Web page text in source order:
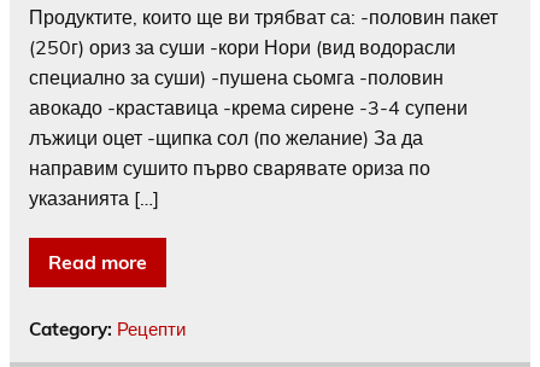
Продуктите, които ще ви трябват са: -половин пакет
(250г) ориз за суши -кори Нори (вид водорасли
специално за суши) -пушена сьомга -половин
авокадо -краставица -крема сирене -3-4 супени
лъжици оцет -щипка сол (по желание) За да
направим сушито първо сварявате ориза по
указанията […]
Read more
Category: Рецепти